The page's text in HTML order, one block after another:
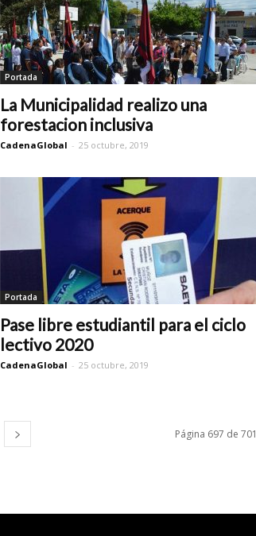
Portada
La Municipalidad realizo una
forestacion inclusiva
CadenaGlobal - 25 octubre, 2019
Portada
Pase libre estudiantil para el ciclo
lectivo 2020
CadenaGlobal - 25 octubre, 2019
Página 697 de 701